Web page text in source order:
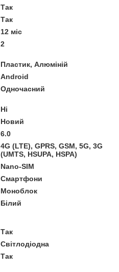
Так
Так
12 міс
2
Пластик, Алюміній
Android
Одночасний
Ні
Новий
6.0
4G (LTE), GPRS, GSM, 5G, 3G
(UMTS, HSUPA, HSPA)
Nano-SIM
Смартфони
Моноблок
Білий
Так
Світлодіодна
Так